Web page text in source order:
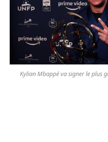
Kylian Mbappé va signer le plus